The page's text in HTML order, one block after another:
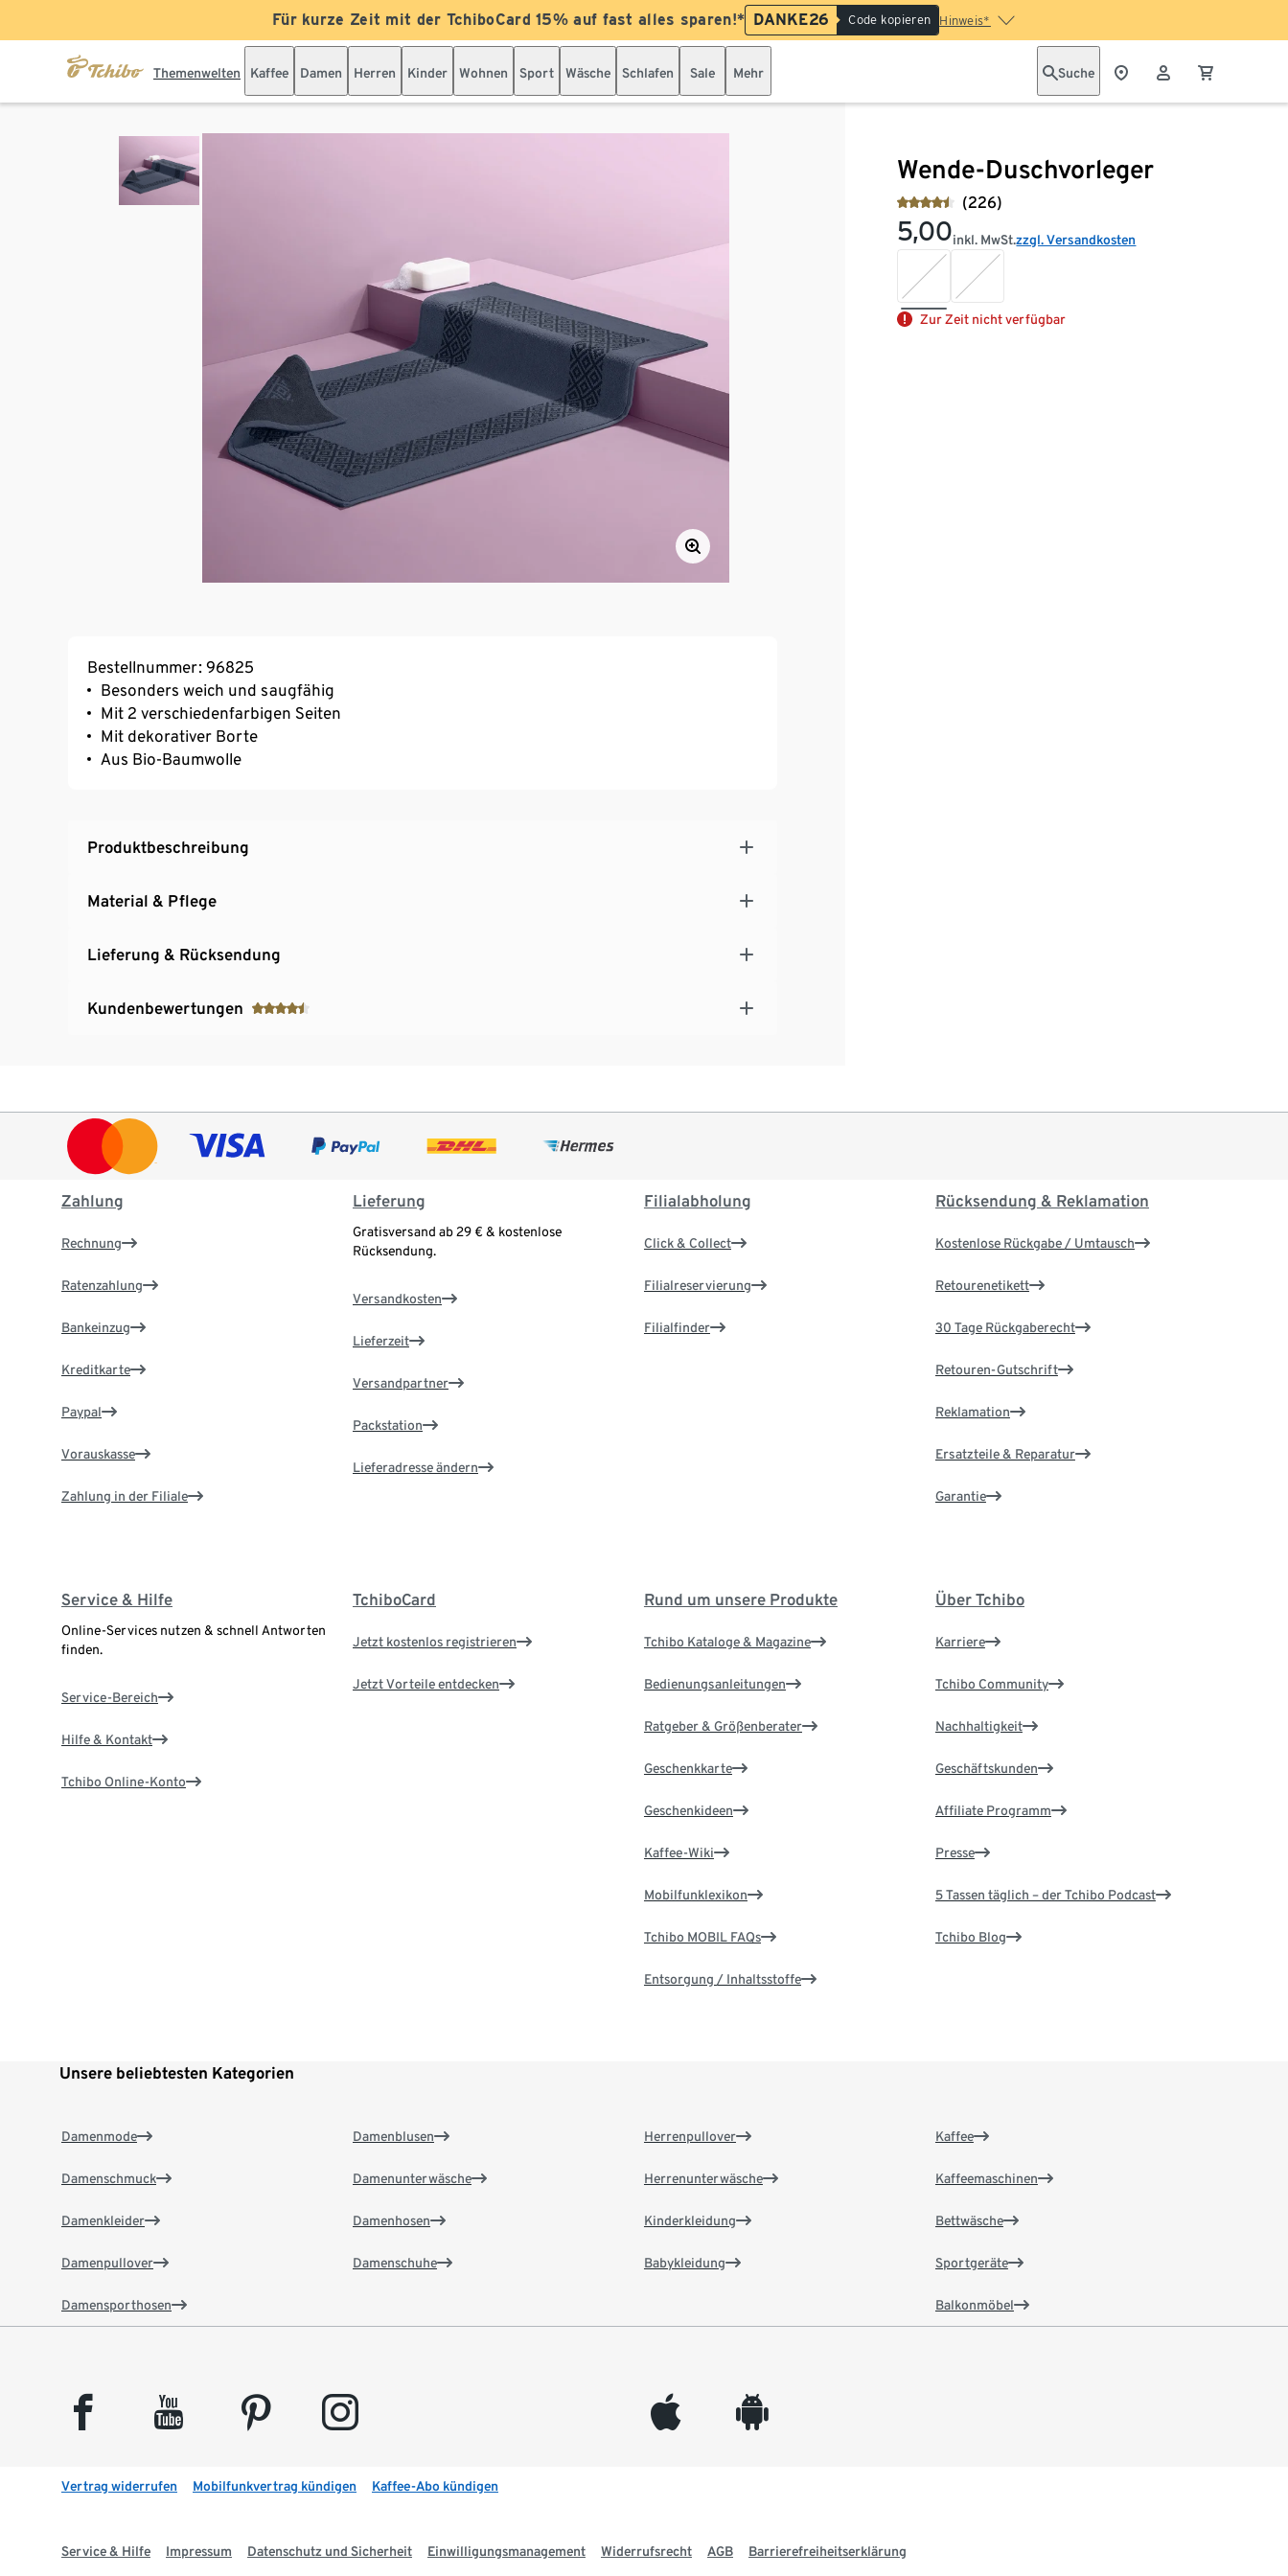
Für kurze Zeit mit der TchiboCard 15% auf fast alles sparen!* DANKE26 Code kopieren Hinweis*
Themenwelten Kaffee Damen Herren Kinder Wohnen Sport Wäsche Schlafen Sale Mehr Suche
Wende-Duschvorleger
(226)
5,00inkl. MwSt.zzgl. Versandkosten
Zur Zeit nicht verfügbar
Bestellnummer: 96825
Besonders weich und saugfähig
Mit 2 verschiedenfarbigen Seiten
Mit dekorativer Borte
Aus Bio-Baumwolle
Produktbeschreibung
Material & Pflege
Lieferung & Rücksendung
Kundenbewertungen
Zahlung
Rechnung
Ratenzahlung
Bankeinzug
Kreditkarte
Paypal
Vorauskasse
Zahlung in der Filiale
Lieferung
Gratisversand ab 29 € & kostenlose
Rücksendung.
Versandkosten
Lieferzeit
Versandpartner
Packstation
Lieferadresse ändern
Filialabholung
Click & Collect
Filialreservierung
Filialfinder
Rücksendung & Reklamation
Kostenlose Rückgabe / Umtausch
Retourenetikett
30 Tage Rückgaberecht
Retouren-Gutschrift
Reklamation
Ersatzteile & Reparatur
Garantie
Service & Hilfe
Online-Services nutzen & schnell Antworten
finden.
Service-Bereich
Hilfe & Kontakt
Tchibo Online-Konto
TchiboCard
Jetzt kostenlos registrieren
Jetzt Vorteile entdecken
Rund um unsere Produkte
Tchibo Kataloge & Magazine
Bedienungsanleitungen
Ratgeber & Größenberater
Geschenkkarte
Geschenkideen
Kaffee-Wiki
Mobilfunklexikon
Tchibo MOBIL FAQs
Entsorgung / Inhaltsstoffe
Über Tchibo
Karriere
Tchibo Community
Nachhaltigkeit
Geschäftskunden
Affiliate Programm
Presse
5 Tassen täglich – der Tchibo Podcast
Tchibo Blog
Unsere beliebtesten Kategorien
Damenmode
Damenschmuck
Damenkleider
Damenpullover
Damensporthosen
Damenblusen
Damenunterwäsche
Damenhosen
Damenschuhe
Herrenpullover
Herrenunterwäsche
Kinderkleidung
Babykleidung
Kaffee
Kaffeemaschinen
Bettwäsche
Sportgeräte
Balkonmöbel
facebook youtube pinterest instagram appleinc android
Vertrag widerrufen Mobilfunkvertrag kündigen Kaffee-Abo kündigen
Service & Hilfe Impressum Datenschutz und Sicherheit Einwilligungsmanagement Widerrufsrecht AGB Barrierefreiheitserklärung